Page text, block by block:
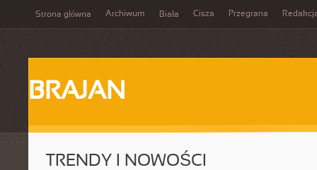
Strona główna Archiwum Biała Cisza Przegrana
BRAJAN
TRENDY I NOWOŚCI